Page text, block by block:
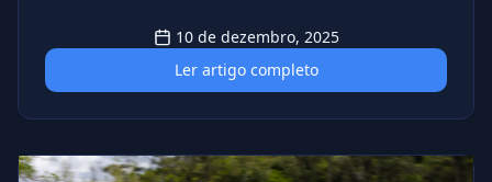
10 de dezembro, 2025
Ler artigo completo